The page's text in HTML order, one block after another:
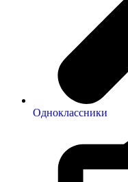
Одноклассники